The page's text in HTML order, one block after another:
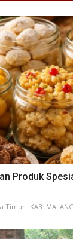
Produk
Timur KAB. MALANG